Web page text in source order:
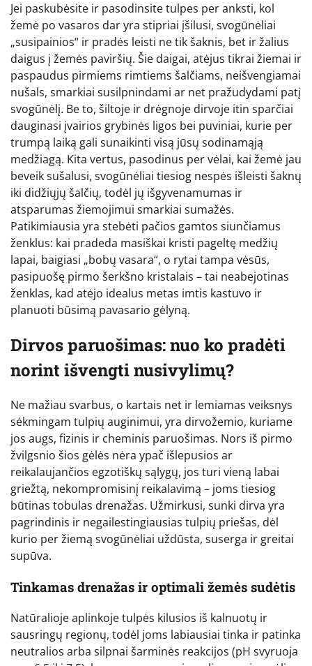
Jei paskubėsite ir pasodinsite tulpes per anksti, kol
žemė po vasaros dar yra stipriai įšilusi, svogūnėliai
„susipainios“ ir pradės leisti ne tik šaknis, bet ir žalius
daigus į žemės paviršių. Šie daigai, atėjus tikrai žiemai ir
paspaudus pirmiems rimtiems šalčiams, neišvengiamai
nušals, smarkiai susilpnindami ar net pražudydami patį
svogūnėlį. Be to, šiltoje ir drėgnoje dirvoje itin sparčiai
dauginasi įvairios grybinės ligos bei puviniai, kurie per
trumpą laiką gali sunaikinti visą jūsų sodinamąją
medžiagą. Kita vertus, pasodinus per vėlai, kai žemė jau
beveik sušalusi, svogūnėliai tiesiog nespės išleisti šaknų
iki didžiųjų šalčių, todėl jų išgyvenamumas ir
atsparumas žiemojimui smarkiai sumažės.
Patikimiausia yra stebėti pačios gamtos siunčiamus
ženklus: kai pradeda masiškai kristi pageltę medžių
lapai, baigiasi „bobų vasara“, o rytai tampa vėsūs,
pasipuošę pirmo šerkšno kristalais – tai neabejotinas
ženklas, kad atėjo idealus metas imtis kastuvo ir
planuoti būsimą pavasario gėlyną.
Dirvos paruošimas: nuo ko pradėti
norint išvengti nusivylimų?
Ne mažiau svarbus, o kartais net ir lemiamas veiksnys
sėkmingam tulpių auginimui, yra dirvožemio, kuriame
jos augs, fizinis ir cheminis paruošimas. Nors iš pirmo
žvilgsnio šios gėlės nėra ypač išlepusios ar
reikalaujančios egzotiškų sąlygų, jos turi vieną labai
griežtą, nekompromisinį reikalavimą – joms tiesiog
būtinas tobulas drenažas. Užmirkusi, sunki dirva yra
pagrindinis ir negailestingiausias tulpių priešas, dėl
kurio per žiemą svogūnėliai uždūsta, suserga ir greitai
supūva.
Tinkamas drenažas ir optimali žemės sudėtis
Natūralioje aplinkoje tulpės kilusios iš kalnuotų ir
sausringų regionų, todėl joms labiausiai tinka ir patinka
neutralios arba silpnai šarminės reakcijos (pH svyruoja